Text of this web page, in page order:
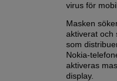
virus för
Masken
aktiverat och
som
Nokia-
aktiveras
display.